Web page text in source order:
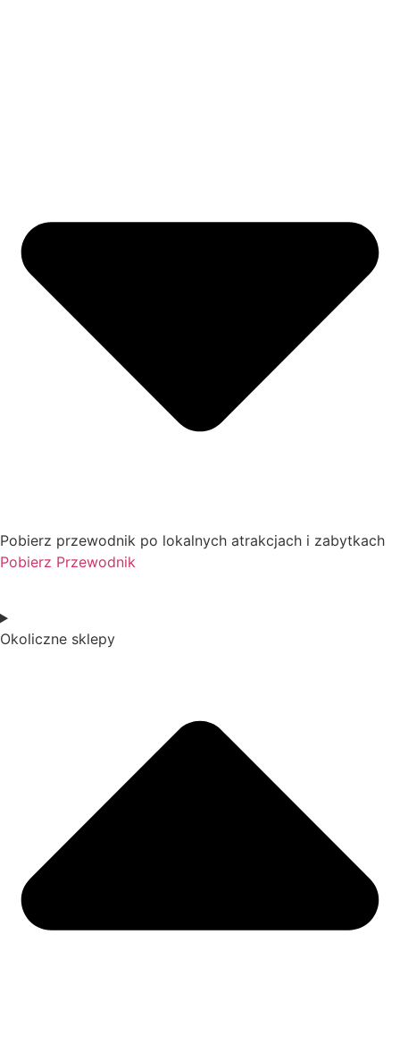
Pobierz przewodnik po lokalnych atrakcjach i zabytkach
Pobierz Przewodnik
Okoliczne sklepy